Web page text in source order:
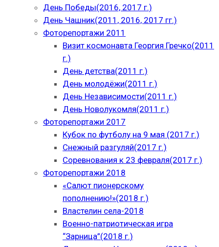
День Победы(2016, 2017 г.)
День Чашник(2011, 2016, 2017 гг.)
Фоторепортажи 2011
Визит космонавта Георгия Гречко(2011
г.)
День детства(2011 г.)
День молодёжи(2011 г.)
День Независимости(2011 г.)
День Новолукомля(2011 г.)
Фоторепортажи 2017
Кубок по футболу на 9 мая (2017 г.)
Снежный разгуляй(2017 г.)
Соревнования к 23 февраля(2017 г.)
Фоторепортажи 2018
«Салют пионерскому
пополнению!»(2018 г.)
Властелин села-2018
Военно-патриотическая игра
“Зарница”(2018 г.)